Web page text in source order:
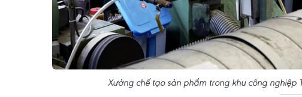
Xưởng chế tạo sản phẩm trong khu công